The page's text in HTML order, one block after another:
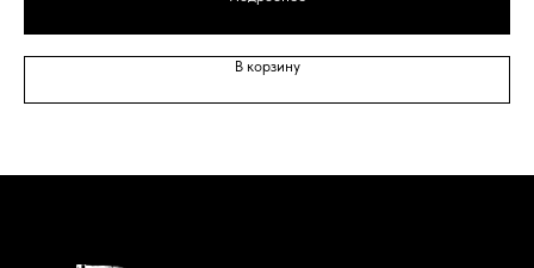
В корзину